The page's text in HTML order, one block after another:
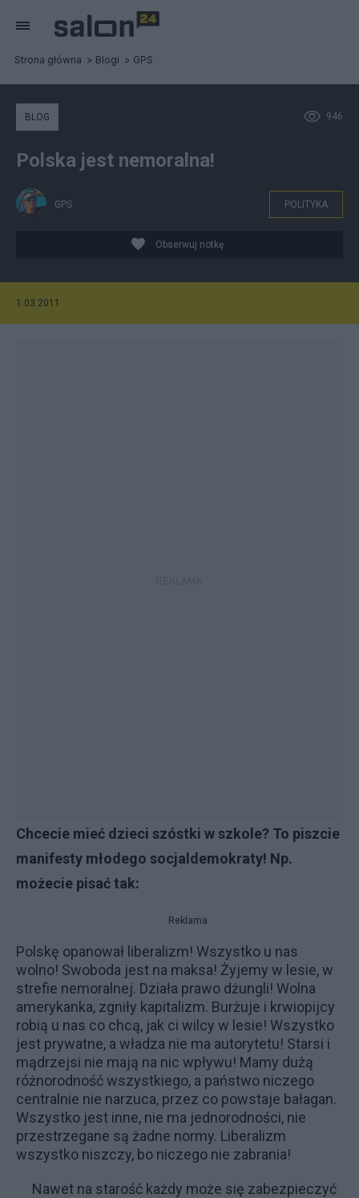
Strona główna Blogi GPS
946
BLOG
Polska jest nemoralna!
GPS POLITYKA
Obserwuj notkę
1.03.2011
Chcecie mieć dzieci szóstki w szkole? To piszcie
manifesty młodego socjaldemokraty! Np.
możecie pisać tak:
Reklama
Polskę opanował liberalizm! Wszystko u nas
wolno! Swoboda jest na maksa! Żyjemy w lesie, w
strefie nemoralnej. Działa prawo dżungli! Wolna
amerykanka, zgniły kapitalizm. Burżuje i krwiopijcy
robią u nas co chcą, jak ci wilcy w lesie! Wszystko
jest prywatne, a władza nie ma autorytetu! Starsi i
mądrzejsi nie mają na nic wpływu! Mamy dużą
różnorodność wszystkiego, a państwo niczego
centralnie nie narzuca, przez co powstaje bałagan.
Wszystko jest inne, nie ma jednorodności, nie
przestrzegane są żadne normy. Liberalizm
wszystko niszczy, bo niczego nie zabrania!
Nawet na starość każdy może się zabezpieczyć